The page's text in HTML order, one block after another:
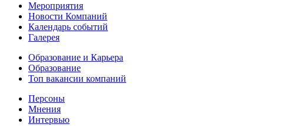
Мероприятия
Новости Компаний
Календарь событий
Галерея
Образование и Карьера
Образование
Топ вакансии компаний
Персоны
Мнения
Интервью